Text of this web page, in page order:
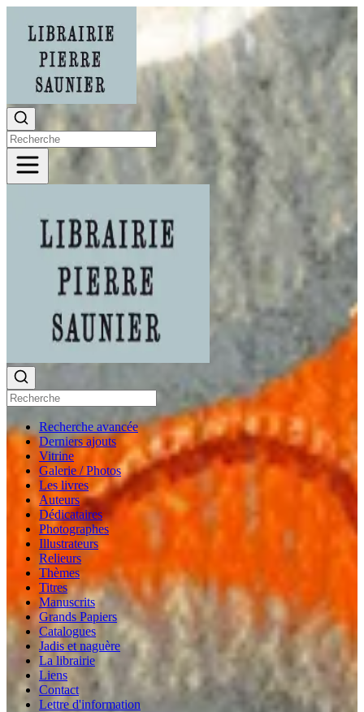
Recherche avancée
Derniers ajouts
Vitrine
Galerie / Photos
Les livres
Auteurs
Dédicataires
Photographes
Illustrateurs
Relieurs
Thèmes
Titres
Manuscrits
Grands Papiers
Catalogues
Jadis et naguère
La librairie
Liens
Contact
Lettre d'information